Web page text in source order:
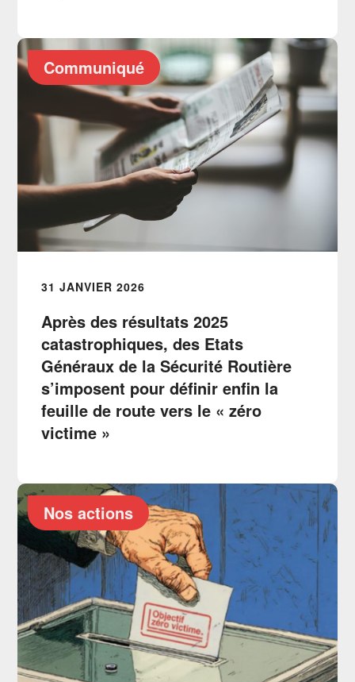
Communiqué
31 JANVIER 2026
Après des résultats 2025
catastrophiques, des Etats
Généraux de la Sécurité Routière
s’imposent pour définir enfin la
feuille de route vers le « zéro
victime »
Nos actions